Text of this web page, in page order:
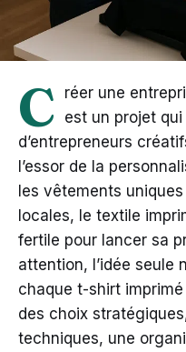
C
réer une
est un projet
d’entrepreneurs
l’essor de la
les vêtements
locales, le textile
fertile pour lancer sa
attention, l’idée seule
chaque t-shirt
des choix
techniques, une